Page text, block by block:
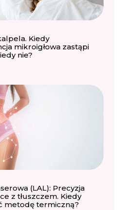
Kiedy
mikroigłowa zastąpi
nie?
(LAL): Precyzja
z tłuszczem. Kiedy
metodę termiczną?